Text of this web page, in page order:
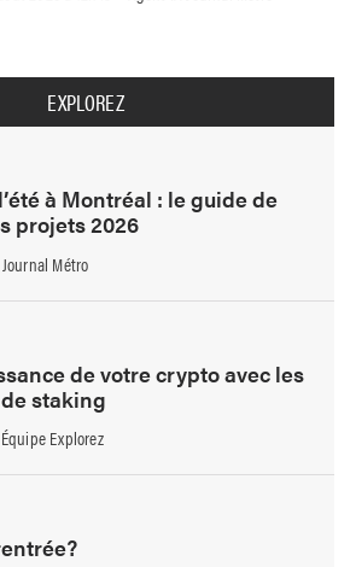
EXPLOREZ
à Montréal : le guide de
projets 2026
Journal Métro
de votre crypto avec les
staking
Équipe Explorez